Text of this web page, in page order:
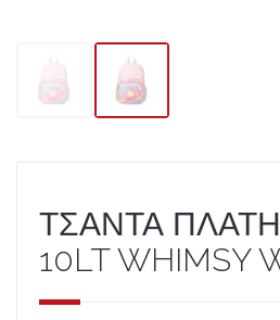
ΤΣΑΝΤΑ
10LT WHIMSY